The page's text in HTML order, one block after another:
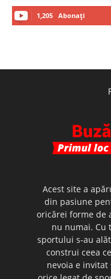
1,205 Abonați
Acest site a
din pasiune
oricărei forme de
nu numai. Cu
sportului s-au
construi ceea
nevoia e